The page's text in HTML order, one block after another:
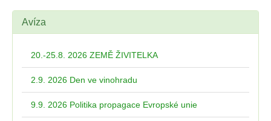
Avíza
20.-25.8. 2026 ZEMĚ ŽIVITELKA
2.9. 2026 Den ve vinohradu
9.9. 2026 Politika propagace Evropské unie